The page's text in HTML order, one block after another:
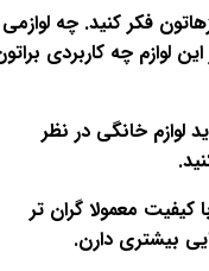
فکر کنید. چه لوازمی
لوازم چه کاربردی
خانگی در نظر
معمولا گران تر
بیشتری دارن.